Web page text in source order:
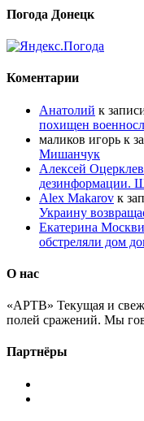
Погода Донецк
Коментарии
Анатолий к
похищен
маликов игорь к
Мишанчук
Алексей
дезинформации.
Alex Makarov к
Украину
Екатерина
обстреляли дом
О нас
«АРТВ» Текущая и
полей сражений. Мы
Партнёры